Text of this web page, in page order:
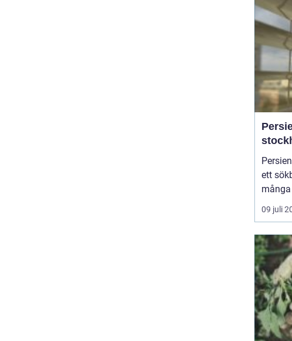
et...
ett
letar
varit
den
09 juli